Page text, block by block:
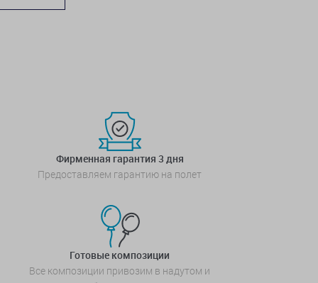
Фирменная гарантия 3 дня
Предоставляем гарантию на полет
Готовые композиции
Все композиции привозим в надутом и